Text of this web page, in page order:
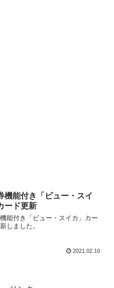
機能付き「ビュー・スイ
ード更新
能付き「ビュー・スイカ」カー
しました。
2021.02.10